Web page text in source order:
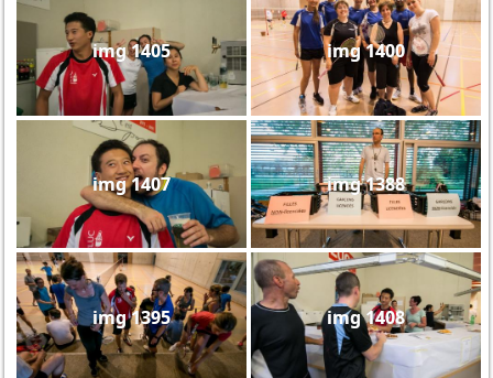
img 1405 img 1400
img 1407 img 1388
img 1395 img 1408